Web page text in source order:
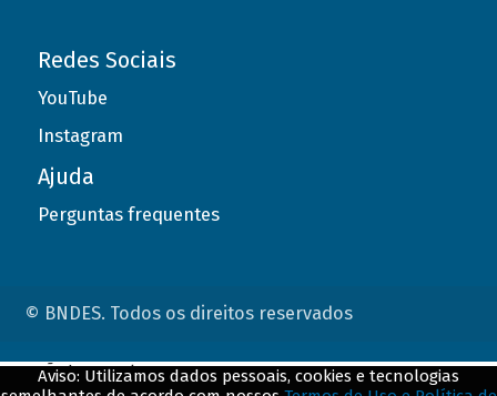
Redes Sociais
YouTube
Instagram
Ajuda
Perguntas frequentes
© BNDES. Todos os direitos reservados
Aviso: Utilizamos dados pessoais, cookies e tecnologias
ConteÃºdo complementar